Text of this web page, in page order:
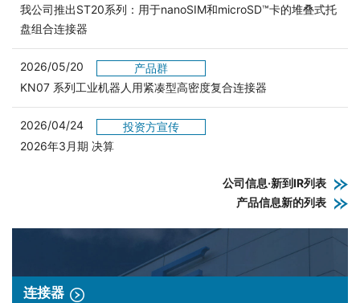
我公司推出ST20系列：用于nanoSIM和microSD™卡的堆叠式托
盘组合连接器
2026/05/20
产品群
KN07 系列工业机器人用紧凑型高密度复合连接器
2026/04/24
投资方宣传
2026年3月期 决算
公司信息·新到IR列表
产品信息新的列表
连接器